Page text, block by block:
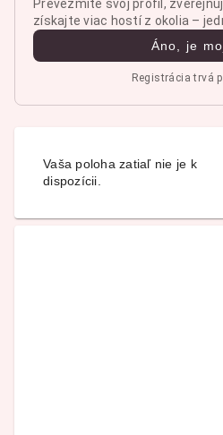
Prevezmite svoj profil,
získajte viac hostí z okolia –
Áno, je
Registrácia trvá
Vaša poloha zatiaľ nie je k
dispozícii.